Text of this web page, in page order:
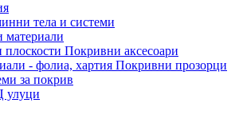
тела и системи
материали
Покривни аксесоари
- фолиа, хартия Покривни прозорци
за покрив